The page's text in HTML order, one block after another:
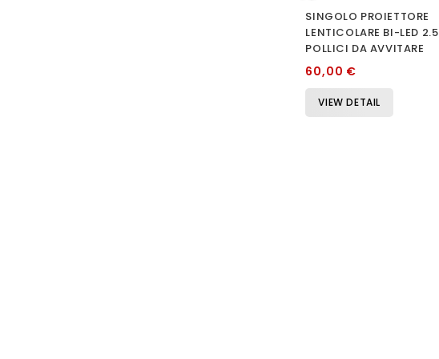
SINGOLO PROIETTORE
LENTICOLARE BI-LED 2.5
POLLICI DA AVVITARE
60,00 €
VIEW DETAIL